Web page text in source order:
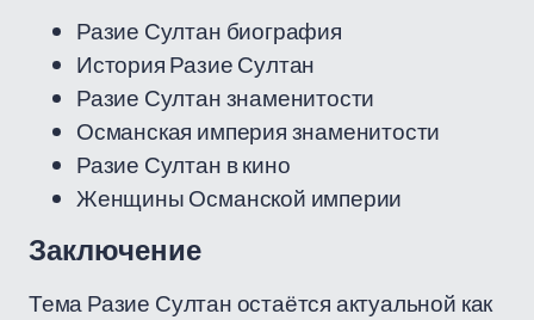
Разие Султан биография
История Разие Султан
Разие Султан знаменитости
Османская империя знаменитости
Разие Султан в кино
Женщины Османской империи
Заключение
Тема Разие Султан остаётся актуальной как